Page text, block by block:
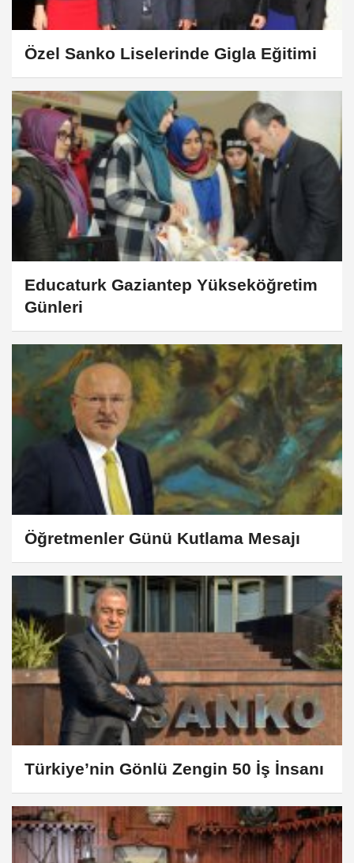
Özel Sanko Liselerinde Gigla Eğitimi
Educaturk Gaziantep Yükseköğretim
Günleri
Öğretmenler Günü Kutlama Mesajı
Türkiye’nin Gönlü Zengin 50 İş İnsanı